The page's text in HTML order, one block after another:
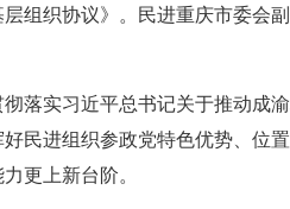
组织协议》。民进重庆市委会
落实习近平总书记关于推动成
民进组织参政党特色优势、位
更上新台阶。